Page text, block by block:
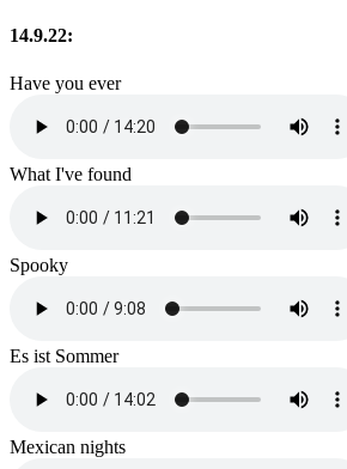
14.9.22:
Have you ever
What I've found
Spooky
Es ist Sommer
Mexican nights